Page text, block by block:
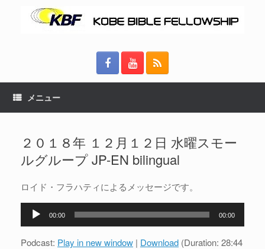
メニュー
２０１８年 １２月１２日 水曜スモー
ルグループ JP-EN bilingual
ロイド・フラハティによるメッセージです。
プ
00:00 00:00
Podcast: Play in new window | Download (Duration: 28:44